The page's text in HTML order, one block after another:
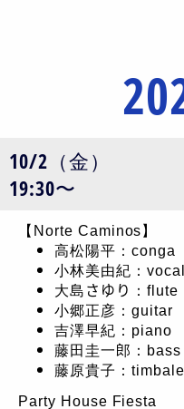
10/2（金）
19:30〜
【Norte Caminos】
高松陽平：conga
小林美由紀：vocal
大島さゆり：flute
小郷正彦：guitar
吉澤早紀：piano
藤田圭一郎：bass
藤原貴子：
Party House Fiesta